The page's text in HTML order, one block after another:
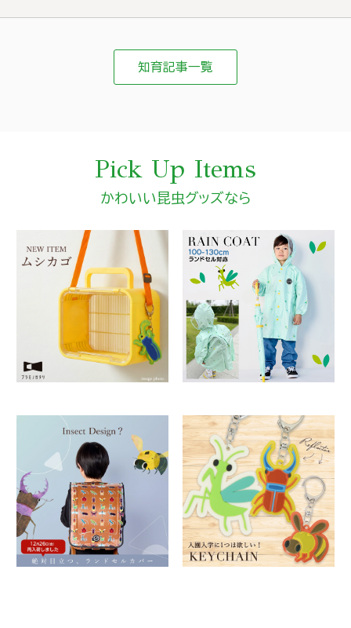
知育記事一覧
Pick Up Items
かわいい昆虫グッズなら